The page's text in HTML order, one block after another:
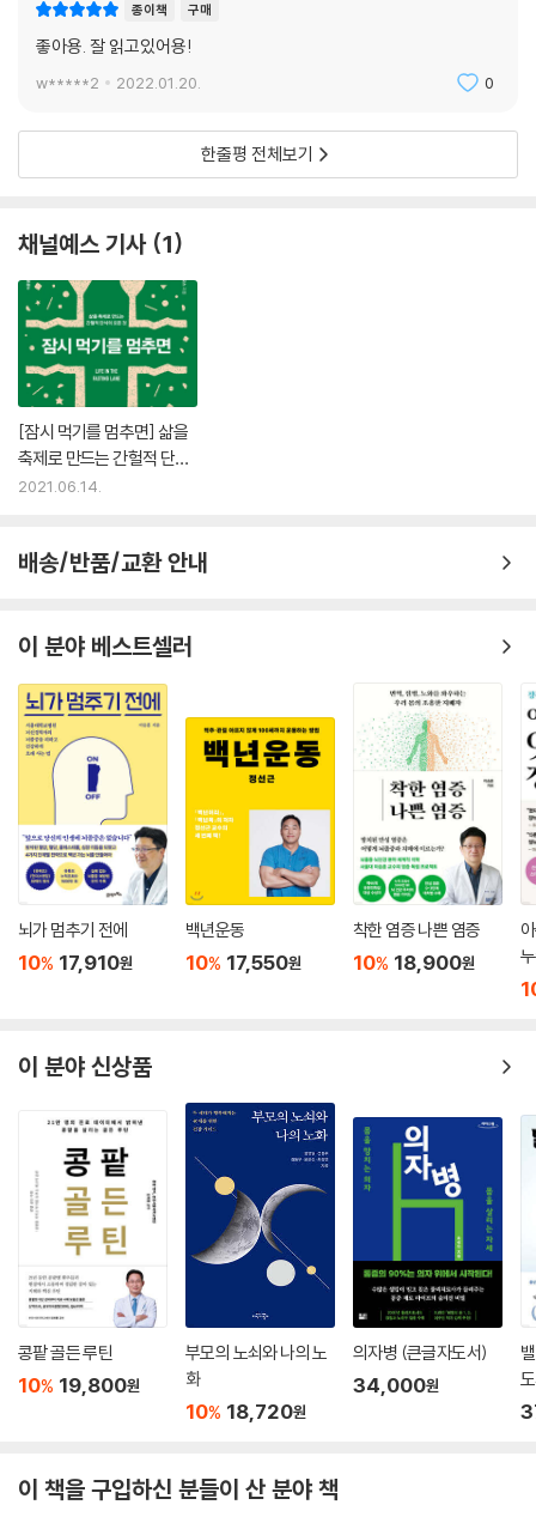
종이책 구매
좋아용. 잘 읽고있어용!
w*****2 2022.01.20. 0
한줄평 전체보기
채널예스 기사 1
[잠시 먹기를 멈추면] 삶을
축제로 만드는 간헐적 단식
의 모든 것
2021.06.14.
배송/반품/교환 안내
이 분야 베스트셀러
뇌가 멈추기 전에
10% 17,910원
백년운동
10% 17,550원
착한 염증 나쁜 염증
10% 18,900원
이 분야 신상품
콩팥 골든 루틴
10% 19,800원
부모의 노쇠와 나의 노
화
10% 18,720원
의자병 (큰글자도서)
34,000원
이 책을 구입하신 분들이 산 분야 책